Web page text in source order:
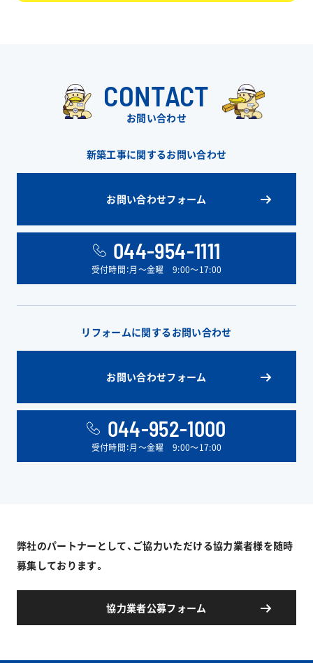
CONTACT
お問い合わせ
新築工事に関するお問い合わせ
お問い合わせフォーム
044-954-1111
受付時間：月〜金曜 9:00〜17:00
リフォームに関するお問い合わせ
お問い合わせフォーム
044-952-1000
受付時間：月〜金曜 9:00〜17:00
弊社のパートナーとして、ご協力いただける協力業者様を随時
募集しております。
協力業者公募フォーム